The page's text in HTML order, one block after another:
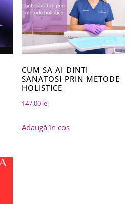
CUM SA AI DINTI
SANATOSI PRIN METODE
HOLISTICE
147.00 lei
Adaugă în coș